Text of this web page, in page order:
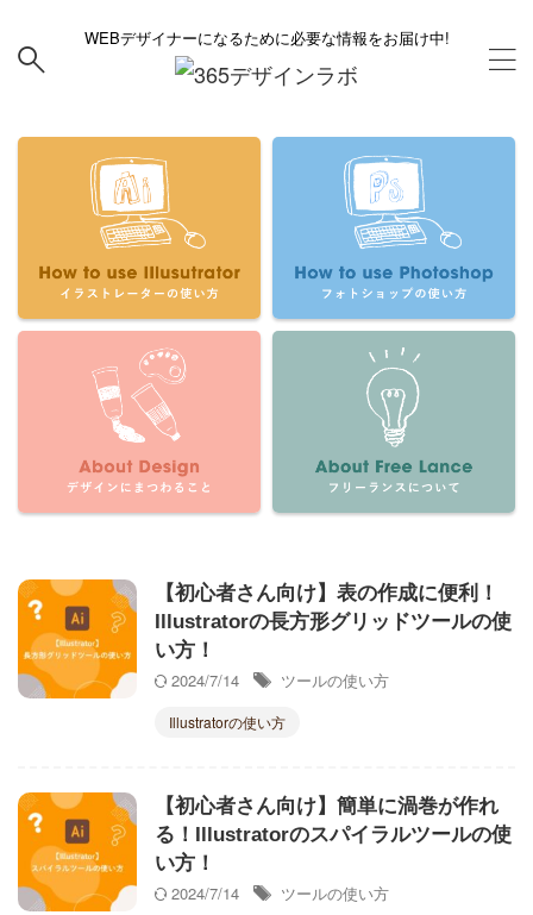
WEBデザイナーになるために必要な情報をお届け中!
【初心者さん向け】表の作成に便利！
Illustratorの長方形グリッドツールの使
い方！
2024/7/14
ツールの使い方
Illustratorの使い方
【初心者さん向け】簡単に渦巻が作れ
る！Illustratorのスパイラルツールの使
い方！
2024/7/14
ツールの使い方